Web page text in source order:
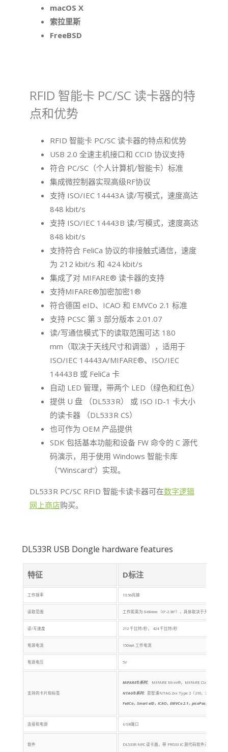
macOS X
索拉里斯
FreeBSD
RFID 智能卡 PC/SC 读卡器的特
点和优势
RFID 智能卡 PC/SC 读卡器的特点和优势
USB 2.0 全速主机接口和 CCID 协议支持
符合 PC/SC（个人计算机/智能卡）标准
集成微控制器实现高级RF协议
支持 ISO/IEC 14443A 读/写模式，速度高达
848 kbit/s
支持 ISO/IEC 14443B 读/写模式，速度高达
848 kbit/s
支持符合 FeliCa 协议的非接触式通信，速度
为 212 kbit/s 和 424 kbit/s
集成了对 MIFARE® 读卡器的支持
支持MIFARE®加密加密1®
符合德国 eID、ICAO 和 EMVCo 2.1 标准
支持 PCSC 第 3 部分版本 2.01.07
读/写通信模式下的读取范围可达 180
mm（取决于天线尺寸和调谐），适用于
ISO/IEC 14443A/MIFARE®、ISO/IEC
14443B 或 FeliCa 卡
自动 LED 管理，带两个 LED（绿色和红色）
提供 U 盘 （DL533R） 或 ISO ID-1 卡大小
的读卡器 （DL533R CS）
也可作为 OEM 产品提供
SDK 包括基本功能和设备 FW 命令的 C 源代
码演示，用于使用 Windows 智能卡库
（“Winscard”）实现。
DL533R PC/SC RFID 智能卡读卡器可在数字逻辑
网上商店购买。
DL533R USB Dongle hardware features
特征 D标注
工作频率 13.56兆赫
读取范围 工作距离为 0-60mm （0“-2.36”），具体取决于天线几何形
读/写速度 212 千比特/秒， 424 千比特/秒
电源电流 150mA 工作电流
电源电压 5V
支持的卡片和标签
MIFARE®系列： MIFARE Mini®，MIFARE Classic®（1K
NTAG®系列： 恩智浦NTAG 2xx Type 2（210、213、215
FeliCa，Smart eID，ICAO，EMVCo 2.1，picoPass，Jewel/
连接和电源 USB端口
软件 DL533R NFC 读卡器，带 PR533 IC 源代码软件示例